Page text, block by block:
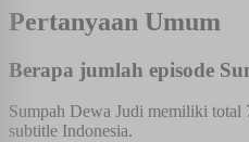
Pertanyaan Umum
Berapa jumlah episode
Sumpah Dewa Judi memiliki total
subtitle Indonesia.